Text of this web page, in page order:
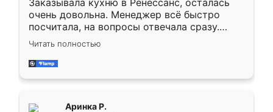
Заказывала кухню в Ренессанс, осталась
очень довольна. Менеджер всё быстро
посчитала, на вопросы отвечала сразу.
Замерщик приехал в субботу, подошёл к
делу со всей ответственностью. Собрали
за день, ребята работали аккуратно, даже
Читать полностью
Аринка Р.